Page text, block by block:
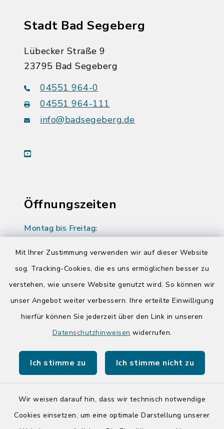
Mit Ihrer Zustimmung verwenden wir auf dieser Website
sog. Tracking-Cookies, die es uns ermöglichen besser zu
verstehen, wie unsere Website genutzt wird. So können wir
unser Angebot weiter verbessern. Ihre erteilte Einwilligung
hierfür können Sie jederzeit über den Link in unseren
Datenschutzhinweisen widerrufen.
Ich stimme zu Ich stimme nicht zu
Wir weisen darauf hin, dass wir technisch notwendige
Cookies einsetzen, um eine optimale Darstellung unserer
Stadt Bad Segeberg
Lübecker Straße 9
23795 Bad Segeberg
04551 964-0
04551 964-111
info@badsegeberg.de
youtube
Öffnungszeiten
Montag bis Freitag:
Donnerstag zusätzlich:
14:00-17:00 Uhr
Quicklinks
Tourist-Info der Stadt Bad Segeberg